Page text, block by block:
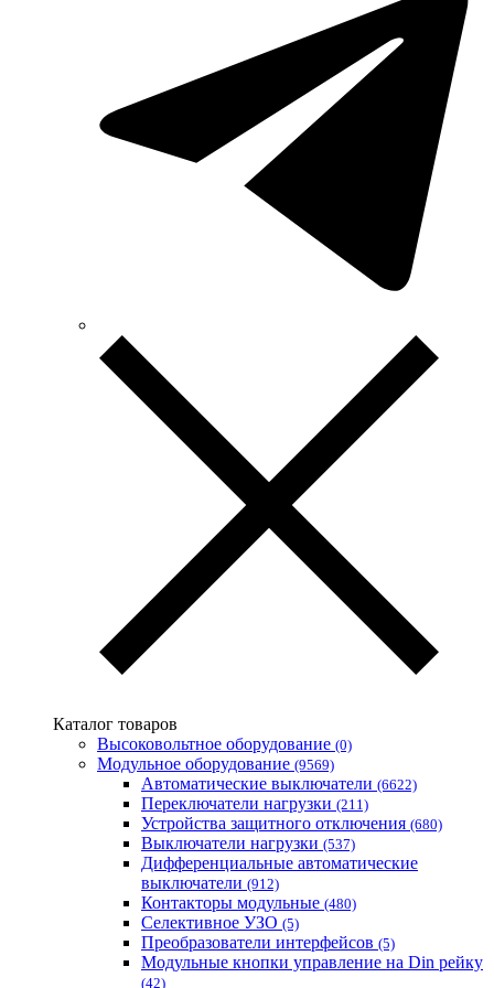
Technoelectric (Италия)
Technosystems (Украина)
TEKPAN (Турция)
Vargo (Украина)
Vector VS
Vimar (Италия)
Volter (Украина)
Volterm (Украина)
АС Привод (Украина)
АСКО-УКРЕМ (Украина)
Запорожский завод цветных металлов (ЗЗЦМ)
Каблекс Одесса
Мегомметр (Украина)
Одескабель Одесский кабельный завод
Промфактор
Термофит
Укрэнерго-Альянс (Украина)
Каталог товаров
Высоковольтное оборудование (0)
Модульное оборудование (9569)
Автоматические выключатели (6622)
Переключатели нагрузки (211)
Устройства защитного отключения (680)
Выключатели нагрузки (537)
Дифференциальные автоматические
выключатели (912)
Контакторы модульные (480)
Селективное УЗО (5)
Преобразователи интерфейсов (5)
Модульные кнопки управление на Din рейку
(42)